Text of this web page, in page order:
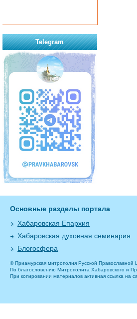
Telegram
Основные разделы портала
Хабаровская Епархия
Хабаровская духовная семинария
Блогосфера
© Приамурская митрополия Русской Православной
По благословению Митрополита Хабаровского и
При копировании материалов активная ссылка на